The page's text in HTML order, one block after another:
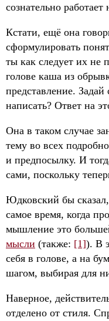
сознательно
Кстати, ещё она
сформулировать
ты как следует их не
голове каша из
представление.
написать? Ответ на
Она в таком случае
тему во всех
и предпосылку. И
сами, поскольку
Юдковский бы
самое время, когда
мышление это
мысли (также: [1]). В
себя в голове, а на
шагом, выбирая для
Наверное,
отделено от стиля.